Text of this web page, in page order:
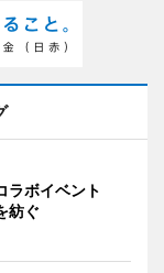
ラボイベント
紡ぐ